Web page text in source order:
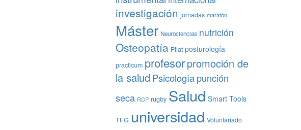
investigación jornadas maratón
Máster Neurociencias nutrición
Osteopatía Pilat posturología
practicum profesorpromoción de
la salud Psicología punción
seca RCP rugby Salud Smart Tools
TFG universidad Voluntariado